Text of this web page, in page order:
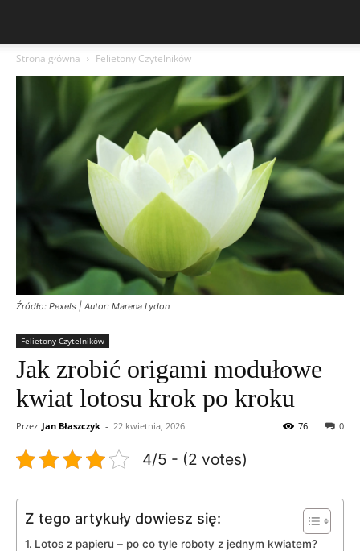
Strona główna Felietony Czytelników
Źródło: Pexels | Autor: Marena Lydon
Felietony Czytelników
Jak zrobić origami modułowe
kwiat lotosu krok po kroku
Przez Jan Błaszczyk - 22 kwietnia, 2026 0
76
4/5 - (2 votes)
Z tego artykuły dowiesz się:
Lotos z papieru – po co tyle roboty z jednym kwiatem?